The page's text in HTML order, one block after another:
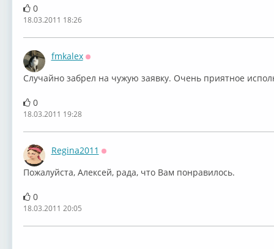
0
18.03.2011 18:26
fmkalex
Случайно забрел на чужую заявку. Очень приятное
0
18.03.2011 19:28
Regina2011
Пожалуйста, Алексей, рада, что Вам понравилось.
0
18.03.2011 20:05